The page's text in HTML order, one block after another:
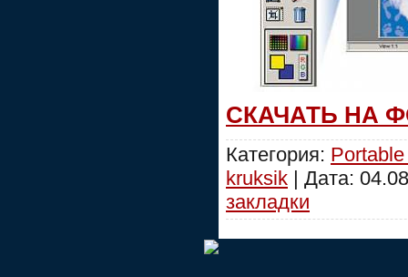
СКАЧАТЬ НА
Категория:
kruksik | Дата:
закладки